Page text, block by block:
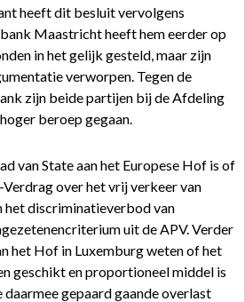
heeft dit besluit vervolgens
Maastricht heeft hem eerder op
in het gelijk gesteld, maar zijn
verworpen. Tegen de
zijn beide partijen bij de Afdeling
beroep gegaan.
van State aan het Europese Hof is of
over het vrij verkeer van
het discriminatieverbod van
uit de APV. Verder
het Hof in Luxemburg weten of het
geschikt en proportioneel middel is
gepaard gaande overlast